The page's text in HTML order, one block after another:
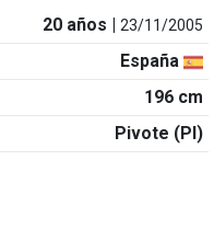
20 años |23/11/2005
España
196 cm
Pivote (PI)